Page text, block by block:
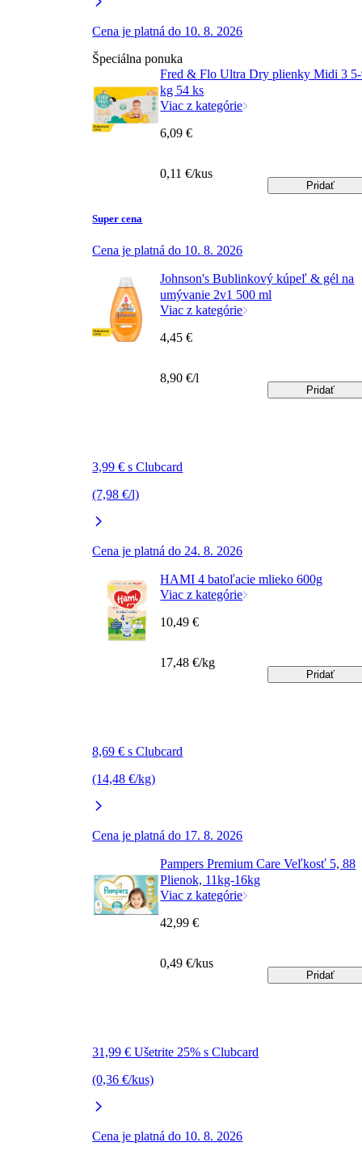
Cena je platná do 10. 8. 2026
Špeciálna ponuka
Fred & Flo Ultra Dry plienky Midi 3
kg 54 ks
Viac z kategórie
Super cena
Cena je platná do 10. 8. 2026
6,09 €
0,11 €/kus
Pridať
Johnson's Bublinkový kúpeľ & gél na
umývanie 2v1 500 ml
Viac z kategórie
3,99 € s Clubcard
(7,98 €/l)
Cena je platná do 24. 8. 2026
4,45 €
8,90 €/l
Pridať
HAMI 4 batoľacie mlieko 600g
Viac z kategórie
8,69 € s Clubcard
(14,48 €/kg)
Cena je platná do 17. 8. 2026
10,49 €
17,48 €/kg
Pridať
Pampers Premium Care Veľkosť 5, 88
Plienok, 11kg-16kg
Viac z kategórie
31,99 € Ušetrite 25% s Clubcard
(0,36 €/kus)
Cena je platná do 10. 8. 2026
42,99 €
0,49 €/kus
Pridať